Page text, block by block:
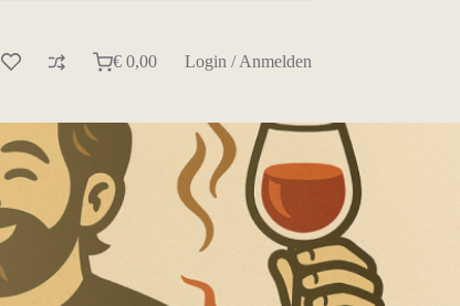
Warenkorb
€0,00 Login / Anmelden